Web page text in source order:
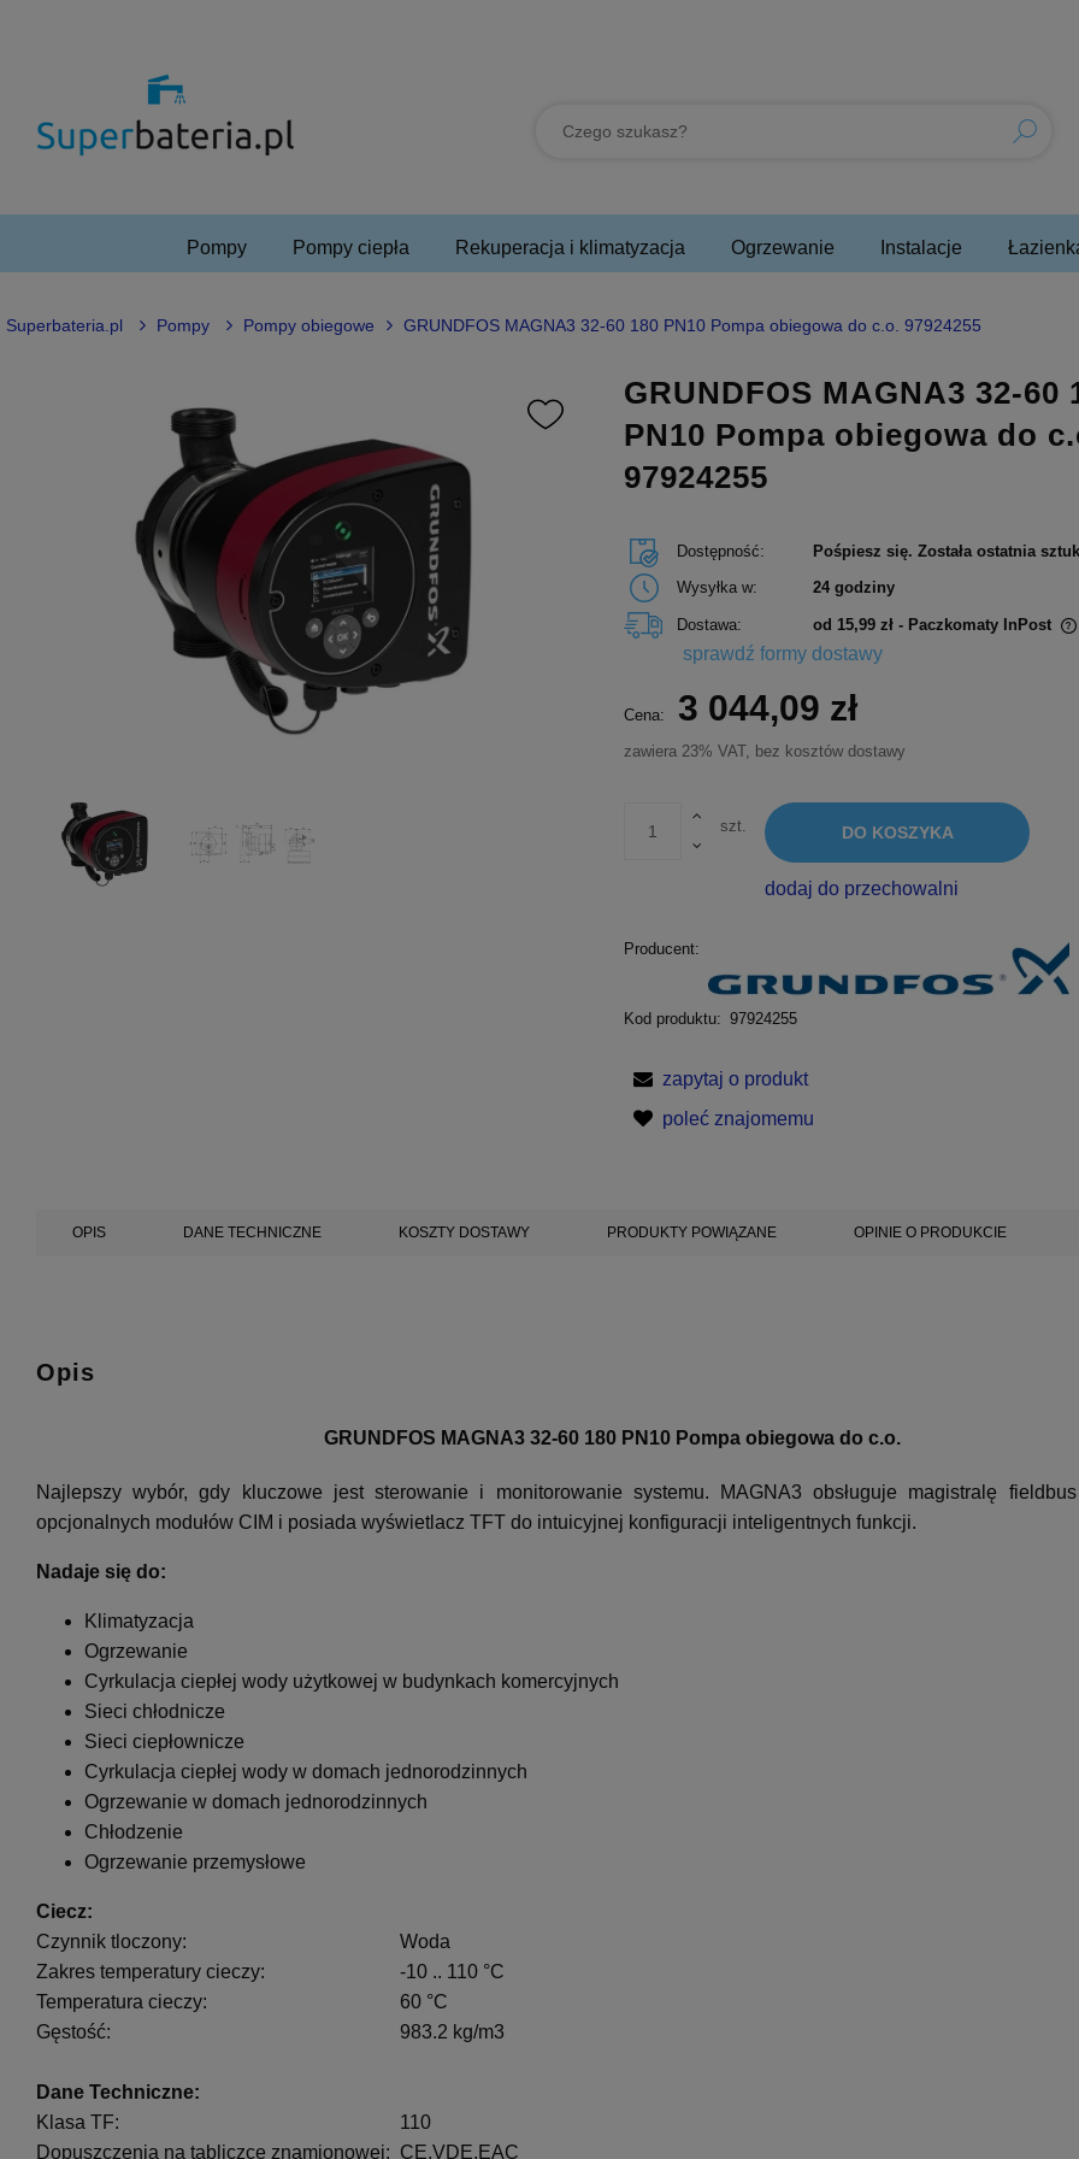
Pompy Pompy ciepła Rekuperacja i klimatyzacja Ogrzewanie Instalacje
Superbateria.pl Pompy Pompy obiegowe GRUNDFOS MAGNA3 32-60 180 PN10 Pompa obiegowa do c.o. 97924255
GRUNDFOS MAGNA3 32-60
PN10 Pompa obiegowa do
97924255
Dostępność:
Pośpiesz się. Została ostatnia
Wysyłka w:
24 godziny
Dostawa: od 15,99 zł - Paczkomaty InPost
płatności
sprawdź formy dostawy
Cena: 3 044,09 zł
zawiera 23% VAT, bez kosztów dostawy
szt. DO KOSZYKA
dodaj do przechowalni
Producent:
Kod produktu: 97924255
zapytaj o produkt
poleć znajomemu
OPIS DANE TECHNICZNE KOSZTY DOSTAWY PRODUKTY POWIĄZANE OPINIE O PRODUKCIE
Opis
GRUNDFOS MAGNA3 32-60 180 PN10 Pompa obiegowa do c.o.
Najlepszy wybór, gdy kluczowe jest sterowanie i monitorowanie systemu. MAGNA3 obsługuje magistralę
opcjonalnych modułów CIM i posiada wyświetlacz TFT do intuicyjnej konfiguracji inteligentnych funkcji.
Nadaje się do:
Klimatyzacja
Ogrzewanie
Cyrkulacja ciepłej wody użytkowej w budynkach komercyjnych
Sieci chłodnicze
Sieci ciepłownicze
Cyrkulacja ciepłej wody w domach jednorodzinnych
Ogrzewanie w domach jednorodzinnych
Chłodzenie
Ogrzewanie przemysłowe
Ciecz:
Czynnik tloczony:
Woda
Zakres temperatury cieczy:
-10 .. 110 °C
Temperatura cieczy:
60 °C
Gęstość:
983.2 kg/m3
Dane Techniczne:
Klasa TF:
110
Dopuszczenia na tabliczce znamionowej: CE,VDE,EAC